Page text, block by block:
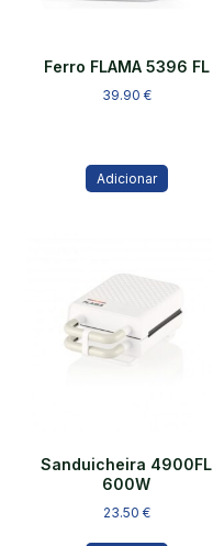
Ferro FLAMA 5396 FL
39.90 €
Adicionar
Sanduicheira 4900FL
600W
23.50 €